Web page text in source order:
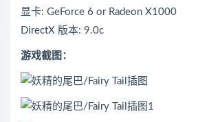
显卡: GeForce 6 or Radeon X1000
DirectX 版本: 9.0c
游戏截图：